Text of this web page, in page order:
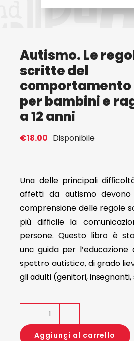
Autismo. Le
scritte del
comportamento
per bambini e
a 12 anni
€18.00 Disponibile
Una delle principali
affetti da autismo
comprensione delle regole
più difﬁcile la
persone. Questo libro è
una guida per
spettro autistico, di grado
gli adulti (genitori, insegnanti,
Autismo.
Le
Aggiungi al carrello